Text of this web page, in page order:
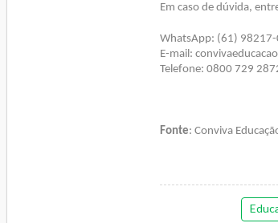
Em caso de dúvida,
WhatsApp: (61)
E-mail:
Telefone: 0800 729
Fonte: Conviva